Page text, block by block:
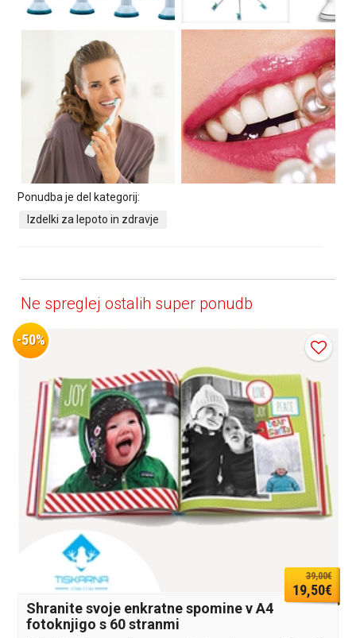
Ponudba je del kategorij:
Izdelki za lepoto in zdravje
Ne spreglej ostalih super ponudb
-50%
39,00€
19,50€
Shranite svoje enkratne spomine v A4
fotoknjigo s 60 stranmi